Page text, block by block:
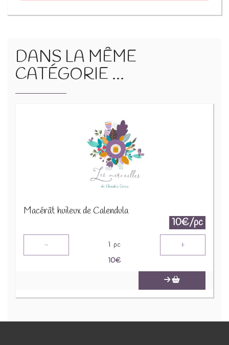
DANS LA MÊME
CATÉGORIE ...
Macérât huileux de Calendula
10€/pc
- 1 pc +
10€